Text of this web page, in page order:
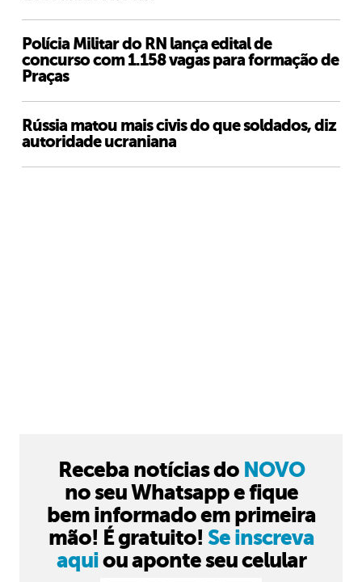
Polícia Militar do RN lança edital de
concurso com 1.158 vagas para formação de
Praças
Rússia matou mais civis do que soldados, diz
autoridade ucraniana
Receba notícias do NOVO
no seu Whatsapp e fique
bem informado em primeira
mão! É gratuito! Se inscreva
aquiou aponte seu celular